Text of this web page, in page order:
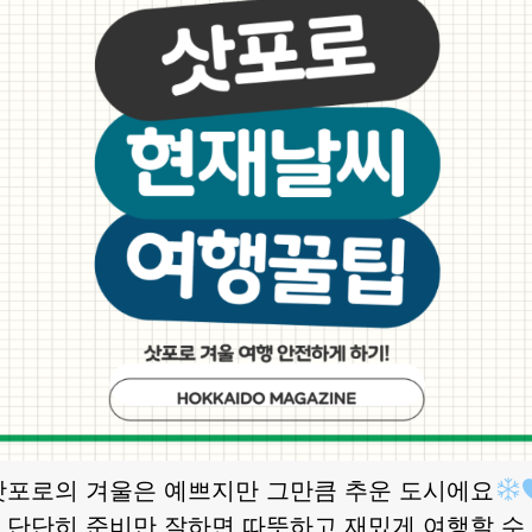
포로의 겨울은 예쁘지만 그만큼 추운 도시에요
단히 준비만 잘하면 따뜻하고 재밌게 여행할